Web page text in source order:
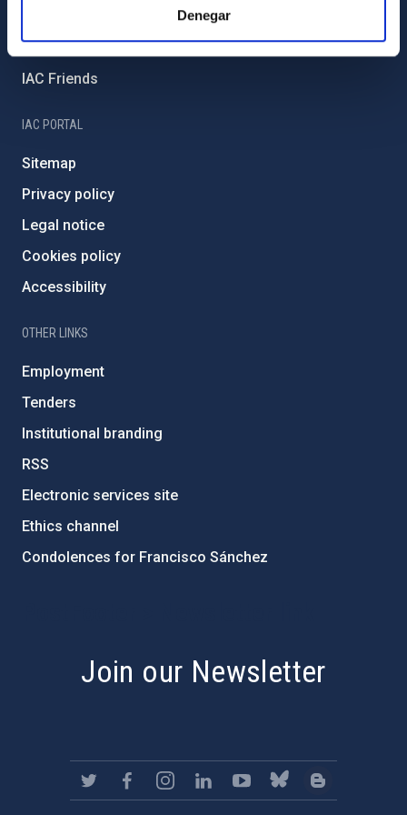
Denegar
Severo Ochoa Programme
IAC Friends
IAC PORTAL
Sitemap
Privacy policy
Legal notice
Cookies policy
Accessibility
OTHER LINKS
Employment
Tenders
Institutional branding
RSS
Electronic services site
Ethics channel
Condolences for Francisco Sánchez
Join our Newsletter